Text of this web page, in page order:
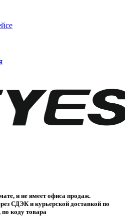
и не имеет офиса продаж.
СДЭК и курьерской доставкой по
коду товара